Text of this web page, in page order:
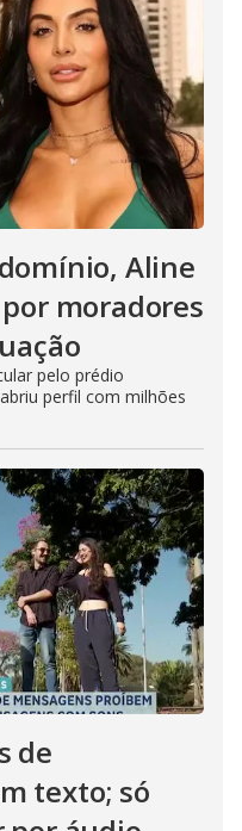
Aline
moradores
pelo prédio
perfil com milhões
de
texto; só